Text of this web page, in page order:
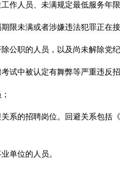
作人员、未满规定最低服务年
限未满或者涉嫌违法犯罪正在
公职的人员，以及尚未解除党
试中被认定有舞弊等严重违反
系的招聘岗位。回避关系包
单位的人员。